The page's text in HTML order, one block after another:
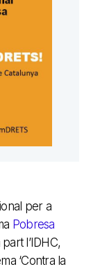
per a
Pobresa
l’IDHC,
‘Contra la